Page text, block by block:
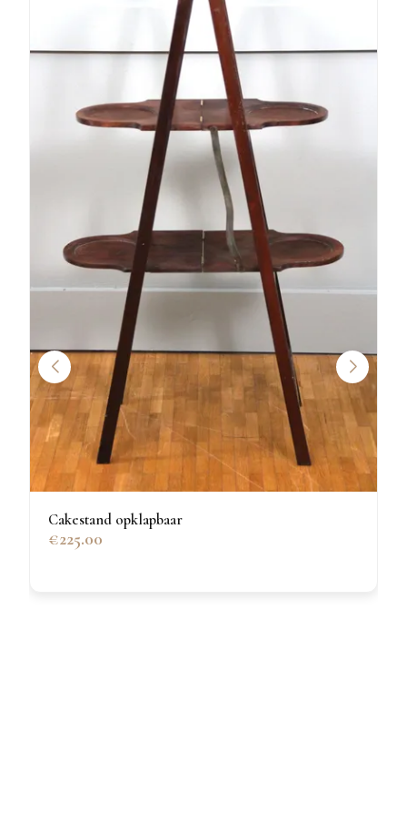
Cakestand opklapbaar
€225.00